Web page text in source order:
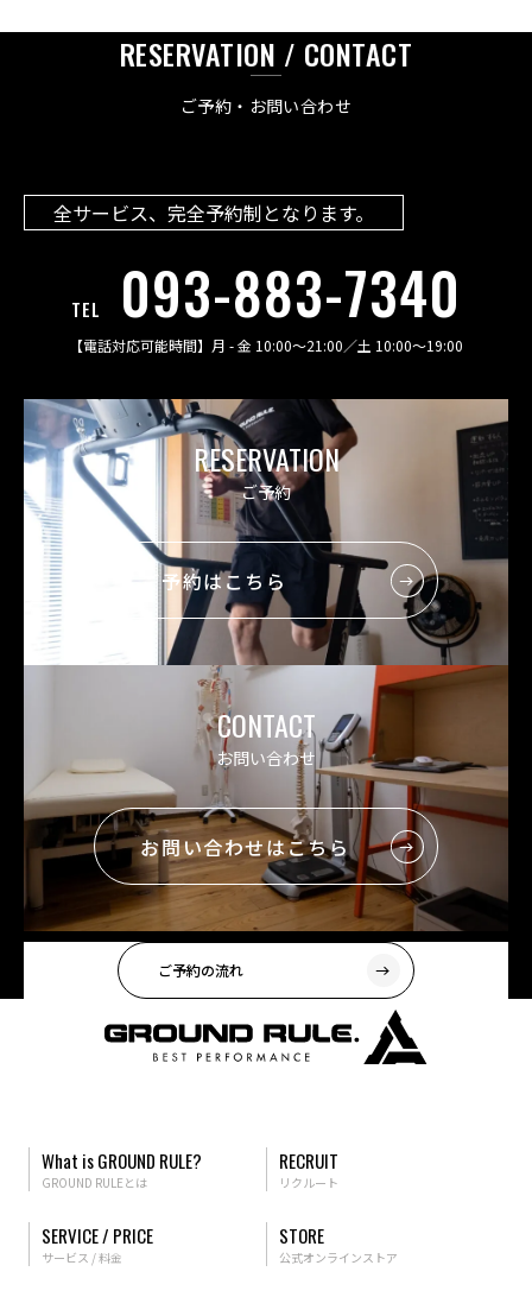
RESERVATION / CONTACT
ご予約・お問い合わせ
全サービス、完全予約制となります。
TEL 093-883-7340
【電話対応可能時間】 月 - 金 10:00〜21:00／土 10:00〜19:00
RESERVATION
ご予約
ご予約はこちら
CONTACT
お問い合わせ
お問い合わせはこちら
ご予約の流れ
What is GROUND RULE?
GROUND RULEとは
SERVICE / PRICE
サービス / 料金
RECRUIT
リクルート
STORE
公式オンラインストア